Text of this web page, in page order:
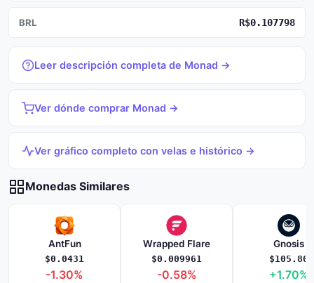
BRL R$0.107798
Leer descripción completa de Monad →
Ver dónde comprar Monad →
Ver gráfico completo con velas e histórico →
Monedas Similares
AntFun
$0.0431
-1.30%
Wrapped Flare
$0.009961
-0.58%
Gnosis
$105.80
+1.70%